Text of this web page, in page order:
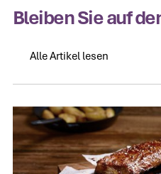
Bleiben Sie auf
Alle Artikel lesen